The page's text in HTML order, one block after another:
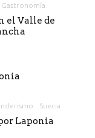
Gastronomía
el Valle de
Suecia
Laponia